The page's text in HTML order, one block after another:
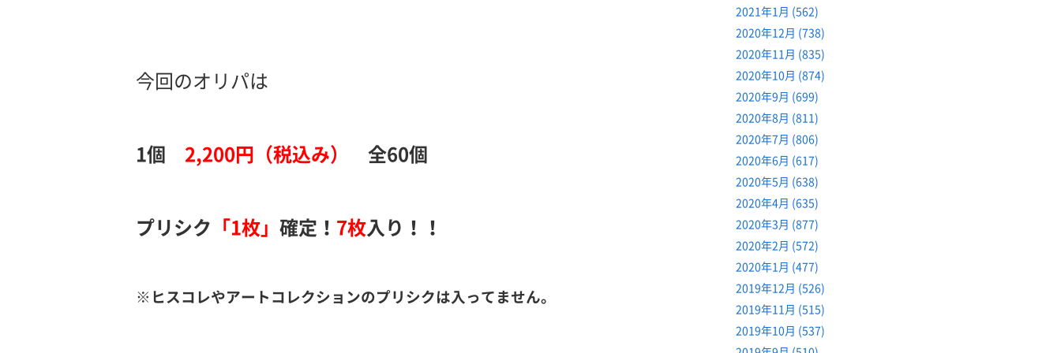
今回のオリパは
1個 2,200円（税込み） 全60個
プリシク 「1枚」 確定！ 7枚入り！！
※ヒスコレやアートコレクションのプリシクは入ってません。
2021年1月 (562)
2020年12月 (738)
2020年11月 (835)
2020年10月 (874)
2020年9月 (699)
2020年8月 (811)
2020年7月 (806)
2020年6月 (617)
2020年5月 (638)
2020年4月 (635)
2020年3月 (877)
2020年2月 (572)
2020年1月 (477)
2019年12月 (526)
2019年11月 (515)
2019年10月 (537)